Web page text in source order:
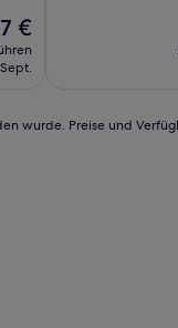
€
wurde. Preise und